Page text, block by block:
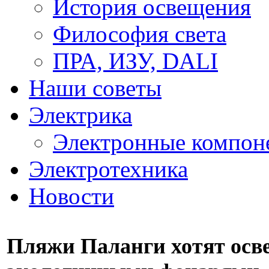
История освещения
Философия света
ПРА, ИЗУ, DALI
Наши советы
Электрика
Электронные
Электротехника
Новости
Пляжи Паланги хотят